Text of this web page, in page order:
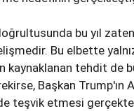
bu yıl
Bu elbette
kaynaklanan tehdit de
Başkan Trump'ın
teşvik etmesi